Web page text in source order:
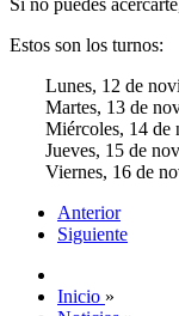
Si no puedes
Estos son los turnos:
Lunes, 12 de
Martes, 13 de
Miércoles, 14 de
Jueves, 15 de
Viernes, 16 de
Anterior
Siguiente
Inicio »